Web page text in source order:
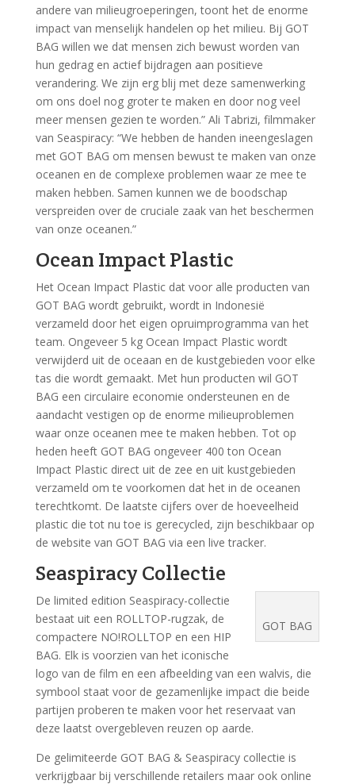
andere van milieugroeperingen, toont het de enorme
impact van menselijk handelen op het milieu. Bij GOT
BAG willen we dat mensen zich bewust worden van
hun gedrag en actief bijdragen aan positieve
verandering. We zijn erg blij met deze samenwerking
om ons doel nog groter te maken en door nog veel
meer mensen gezien te worden.” Ali Tabrizi, filmmaker
van Seaspiracy: “We hebben de handen ineengeslagen
met GOT BAG om mensen bewust te maken van onze
oceanen en de complexe problemen waar ze mee te
maken hebben. Samen kunnen we de boodschap
verspreiden over de cruciale zaak van het beschermen
van onze oceanen.”
Ocean Impact Plastic
Het Ocean Impact Plastic dat voor alle producten van
GOT BAG wordt gebruikt, wordt in Indonesië
verzameld door het eigen opruimprogramma van het
team. Ongeveer 5 kg Ocean Impact Plastic wordt
verwijderd uit de oceaan en de kustgebieden voor elke
tas die wordt gemaakt. Met hun producten wil GOT
BAG een circulaire economie ondersteunen en de
aandacht vestigen op de enorme milieuproblemen
waar onze oceanen mee te maken hebben. Tot op
heden heeft GOT BAG ongeveer 400 ton Ocean
Impact Plastic direct uit de zee en uit kustgebieden
verzameld om te voorkomen dat het in de oceanen
terechtkomt. De laatste cijfers over de hoeveelheid
plastic die tot nu toe is gerecycled, zijn beschikbaar op
de website van GOT BAG via een live tracker.
Seaspiracy Collectie
GOT BAG
De limited edition Seaspiracy-collectie
bestaat uit een ROLLTOP-rugzak, de
compactere NO!ROLLTOP en een HIP
BAG. Elk is voorzien van het iconische
logo van de film en een afbeelding van een walvis, die
symbool staat voor de gezamenlijke impact die beide
partijen proberen te maken voor het reservaat van
deze laatst overgebleven reuzen op aarde.
De gelimiteerde GOT BAG & Seaspiracy collectie is
verkrijgbaar bij verschillende retailers maar ook online